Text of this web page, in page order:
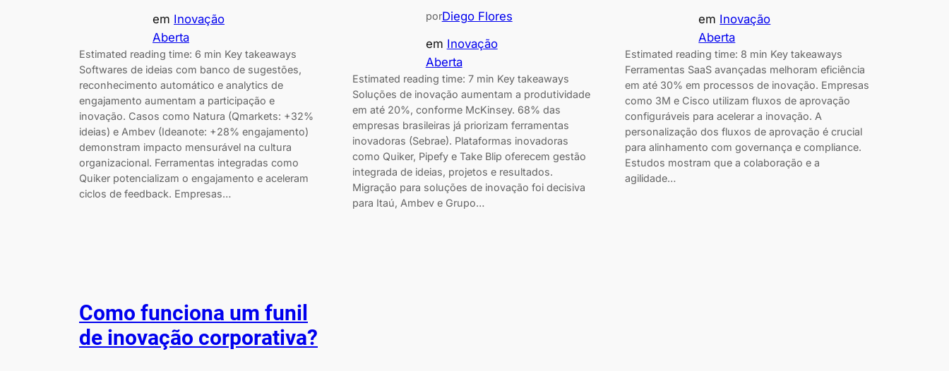
em Inovação
Aberta
Estimated reading time: 6 min Key takeaways
Softwares de ideias com banco de sugestões,
reconhecimento automático e analytics de
engajamento aumentam a participação e
inovação. Casos como Natura (Qmarkets: +32%
ideias) e Ambev (Ideanote: +28% engajamento)
demonstram impacto mensurável na cultura
organizacional. Ferramentas integradas como
Quiker potencializam o engajamento e aceleram
ciclos de feedback. Empresas…
porDiego Flores
em Inovação
Aberta
Estimated reading time: 7 min Key takeaways
Soluções de inovação aumentam a produtividade
em até 20%, conforme McKinsey. 68% das
empresas brasileiras já priorizam ferramentas
inovadoras (Sebrae). Plataformas inovadoras
como Quiker, Pipefy e Take Blip oferecem gestão
integrada de ideias, projetos e resultados.
Migração para soluções de inovação foi decisiva
para Itaú, Ambev e Grupo…
em Inovação
Aberta
Estimated reading time: 8 min Key takeaways
Ferramentas SaaS avançadas melhoram eficiência
em até 30% em processos de inovação. Empresas
como 3M e Cisco utilizam fluxos de aprovação
configuráveis para acelerar a inovação. A
personalização dos fluxos de aprovação é crucial
para alinhamento com governança e compliance.
Estudos mostram que a colaboração e a
agilidade…
Como funciona um funil
de inovação corporativa?